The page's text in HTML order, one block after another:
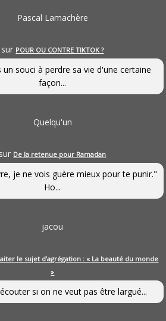
Pascal Lamachère
sur POUR OU CONTRE TIKTOK ?
un souci à perdre sa vie d'une certaine
façon...
Quelqu'un
sur De la retenue pour Ramadan
je ne vois guère mieux pour te punir."
Ho...
jacou
le sujet d’agrégation : « La beauté du monde
»
si on ne veut pas être largué...